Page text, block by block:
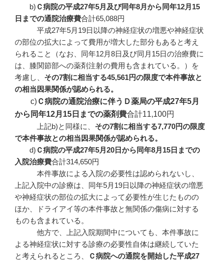
b) Ｃ病院の平成27年5月及び同年8月から同年12月15
日までの通院治療費合計65,088円
平成27年5月19日以降の神経症状の増悪や神経症状
の部位の拡大によって費用が増大した部分もあると考え
られること（なお、同年12月8日及び同月15日の治療費に
は、膝関節部への薬剤注射の費用も含まれている。）を
考慮し、 その7割に相当する45,561円の限度で本件事故と
の相当因果関係が認められる。
c)Ｃ病院の通院治療に伴うＤ薬局の平成27年5月
から同年12月15 日までの薬剤費合計11,100円
上記b)と同様に、 その7割に相当する7,770円の限度
で本件事故との相当因果関係が認められる。
d) Ｃ病院の平成27年5月20 日から同年8月15 日までの
入院治療費合計314,650円
本件事故による入院の必要性は認められないし、
上記入院中の診療は、同年5月19日以降の神経症状の増悪
や神経症状の部位の拡大によって必要性が生じたものの
ほか、ドライアイ等の本件事故と無関係の傷病に対する
ものも含まれている。
他方で、上記入院期間中についても、本件事故に
よる神経症状に対する診療の必要性自体は継続していた
と考えられるところ、
Ｃ病院への通院を開始した平成27